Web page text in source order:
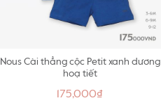
Thấm hút mồ hôi
Nous Cài thẳng cộc Petit xanh dương
hoạ tiết
175,000₫